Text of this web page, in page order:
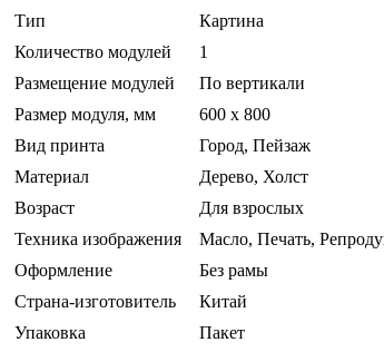
Тип
Картина
Количество модулей
1
Размещение модулей
По вертикали
Размер модуля, мм
600 х 800
Вид принта
Город, Пейзаж
Материал
Дерево, Холст
Возраст
Для взрослых
Техника изображения
Масло, Печать,
Оформление
Без рамы
Страна-изготовитель
Китай
Упаковка
Пакет